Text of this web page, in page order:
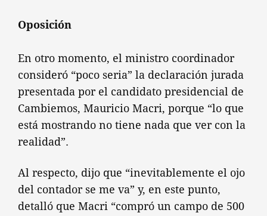
Oposición
En otro momento, el ministro coordinador
consideró “poco seria” la declaración jurada
presentada por el candidato presidencial de
Cambiemos, Mauricio Macri, porque “lo que
está mostrando no tiene nada que ver con la
realidad”.
Al respecto, dijo que “inevitablemente el ojo
del contador se me va” y, en este punto,
detalló que Macri “compró un campo de 500